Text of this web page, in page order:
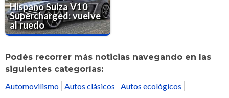
Hispano Suiza V10
Supercharged: vuelve
al ruedo
Podés recorrer más noticias navegando en las
siguientes categorías:
Automovilismo Autos clásicos
Autos ecológicos